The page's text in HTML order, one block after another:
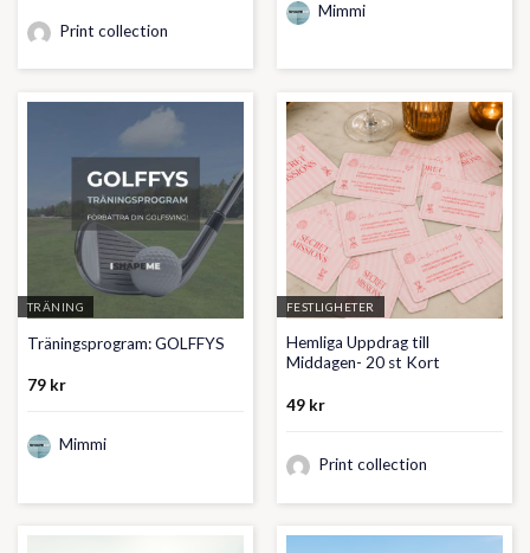
Print collection
Mimmi
TRÄNING
Träningsprogram: GOLFFYS
79 kr
Mimmi
FESTLIGHETER
Hemliga Uppdrag till
Middagen- 20 st Kort
49 kr
Print collection